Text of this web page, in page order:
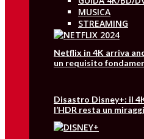
MUSICA
STREAMING
Netflix in 4K arriva
un requisito
Disastro Disney+: il
l’HDR resta un